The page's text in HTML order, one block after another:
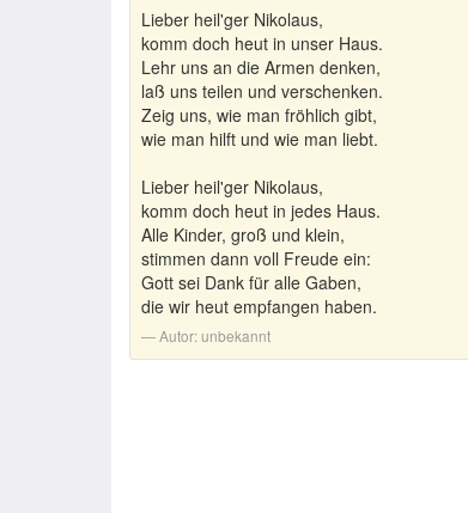
Lieber heil'ger Nikolaus,
komm doch heut in unser Haus.
Lehr uns an die Armen denken,
laß uns teilen und verschenken.
Zeig uns, wie man fröhlich gibt,
wie man hilft und wie man liebt.
Lieber heil'ger Nikolaus,
komm doch heut in jedes Haus.
Alle Kinder, groß und klein,
stimmen dann voll Freude ein:
Gott sei Dank für alle Gaben,
die wir heut empfangen haben.
Autor:unbekannt